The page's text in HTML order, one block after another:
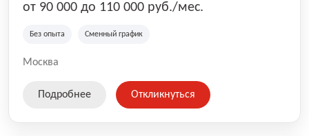
от 90 000 до 110 000 руб./мес.
Без опыта Сменный график
Москва
Подробнее Откликнуться